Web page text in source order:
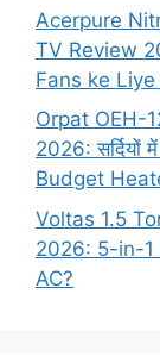
Acerpure
TV Review
Fans ke
Orpat OEH-
2026:
Budget
Voltas 1.5
2026: 5-in-1
AC?